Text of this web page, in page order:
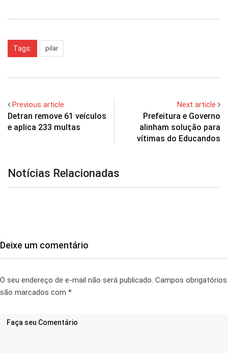
Tags: pilar
Previous article
Detran remove 61 veículos
e aplica 233 multas
Next article
Prefeitura e Governo
alinham solução para
vítimas do Educandos
Notícias Relacionadas
Deixe um comentário
O seu endereço de e-mail não será publicado. Campos obrigatórios
são marcados com *